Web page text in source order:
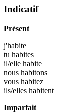
Indicatif
Présent
j'habite
tu habites
il/elle habite
nous habitons
vous habitez
ils/elles habitent
Imparfait